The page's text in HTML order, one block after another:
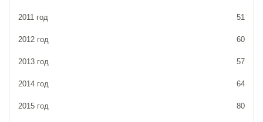
2011 год 51
2012 год 60
2013 год 57
2014 год 64
2015 год 80